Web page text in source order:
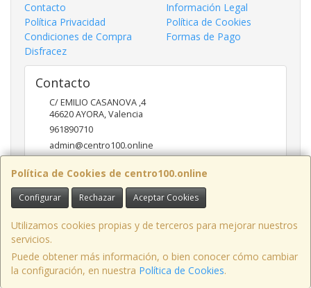
Política de Cookies de centro100.online
Configurar Rechazar Aceptar Cookies
Utilizamos cookies propias y de terceros para mejorar nuestros
servicios.
Puede obtener más información, o bien conocer cómo cambiar
la configuración, en nuestra Política de Cookies.
Contacto
Información Legal
Política Privacidad
Política de Cookies
Condiciones de Compra
Formas de Pago
Disfracez
Contacto
C/ EMILIO CASANOVA ,4
46620AYORA,Valencia
961890710
admin@centro100.online
Horario
LUNES A VIERNES 9'30 - 14'00 / 17'00 - 20 '30 SABADOS 9'30
- 14'00
, , , , España. - C.I.F.: B98957897 - Tfno: